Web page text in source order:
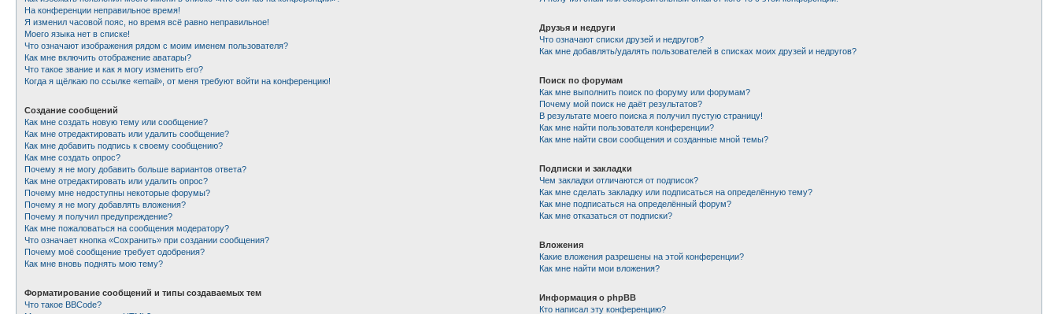
На конференции неправильное время!
Я изменил часовой пояс, но время всё равно неправильное!
Моего языка нет в списке!
Что означают изображения рядом с моим именем пользователя?
Как мне включить отображение аватары?
Что такое звание и как я могу изменить его?
Когда я щёлкаю по ссылке «email», от меня требуют войти на конференцию!
Создание сообщений
Как мне создать новую тему или сообщение?
Как мне отредактировать или удалить сообщение?
Как мне добавить подпись к своему сообщению?
Как мне создать опрос?
Почему я не могу добавить больше вариантов ответа?
Как мне отредактировать или удалить опрос?
Почему мне недоступны некоторые форумы?
Почему я не могу добавлять вложения?
Почему я получил предупреждение?
Как мне пожаловаться на сообщения модератору?
Что означает кнопка «Сохранить» при создании сообщения?
Почему моё сообщение требует одобрения?
Как мне вновь поднять мою тему?
Форматирование сообщений и типы создаваемых тем
Что такое BBCode?
Друзья и недруги
Что означают списки друзей и недругов?
Как мне добавлять/удалять пользователей в списках моих друзей и недругов?
Поиск по форумам
Как мне выполнить поиск по форуму или форумам?
Почему мой поиск не даёт результатов?
В результате моего поиска я получил пустую страницу!
Как мне найти пользователя конференции?
Как мне найти свои сообщения и созданные мной темы?
Подписки и закладки
Чем закладки отличаются от подписок?
Как мне сделать закладку или подписаться на определённую тему?
Как мне подписаться на определённый форум?
Как мне отказаться от подписки?
Вложения
Какие вложения разрешены на этой конференции?
Как мне найти мои вложения?
Информация о phpBB
Кто написал эту конференцию?